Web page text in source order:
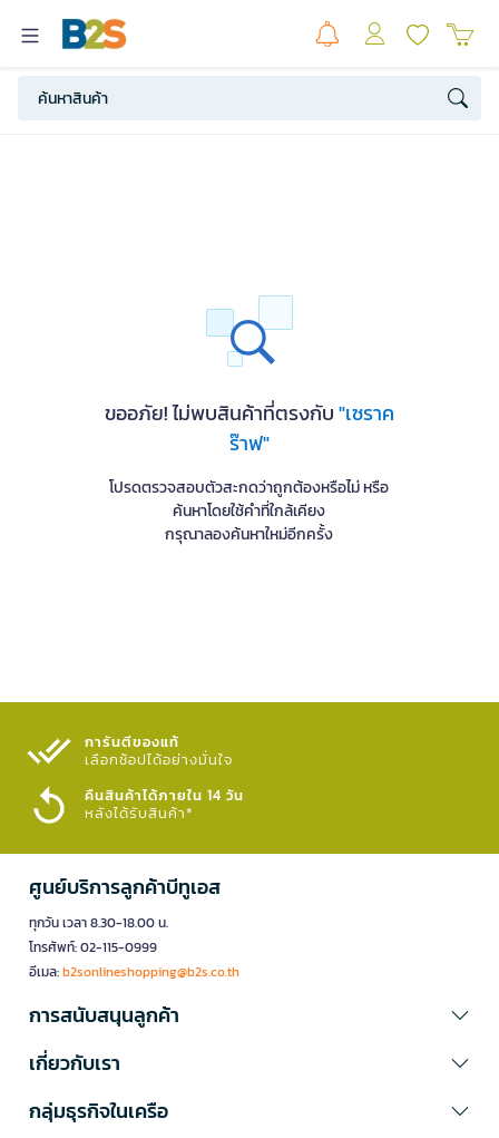
ขออภัย! ไม่พบสินค้าที่ตรงกับ"เซราค
ร๊าฟ"
โปรดตรวจสอบตัวสะกดว่าถูกต้องหรือไม่ หรือ
ค้นหาโดยใช้คำที่ใกล้เคียง
กรุณาลองค้นหาใหม่อีกครั้ง
การันตีของแท้
เลือกช้อปได้อย่างมั่นใจ​
คืนสินค้าได้ภายใน 14 วัน
หลังได้รับสินค้า*
ศูนย์บริการลูกค้าบีทูเอส
ทุกวัน เวลา 8.30-18.00 น.
โทรศัพท์: 02-115-0999
อีเมล:b2sonlineshopping@b2s.co.th
การสนับสนุนลูกค้า
เกี่ยวกับเรา
กลุ่มธุรกิจในเครือ